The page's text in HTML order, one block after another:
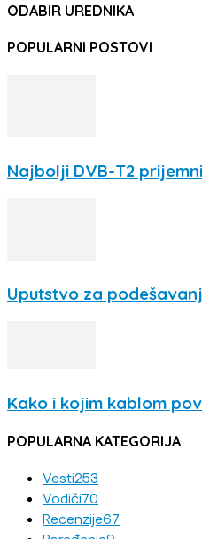
ODABIR UREDNIKA
POPULARNI POSTOVI
Najbolji DVB-T2
Uputstvo za
Kako i kojim kablom
POPULARNA KATEGORIJA
Vesti253
Vodiči70
Recenzije67